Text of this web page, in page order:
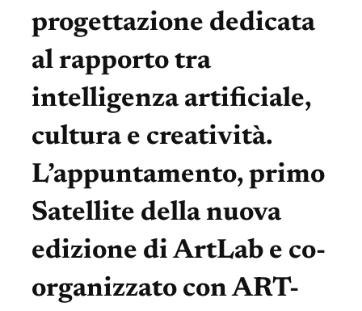
progettazione dedicata
al rapporto tra
intelligenza artificiale,
cultura e creatività.
L’appuntamento, primo
Satellite della nuova
edizione di ArtLab e co-
organizzato con ART-